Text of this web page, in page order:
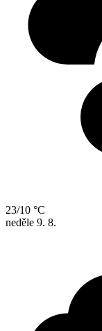
23/10 °C
neděle 9. 8.